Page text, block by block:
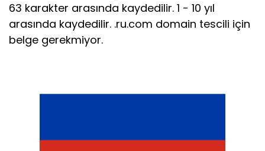
63 karakter arasında kaydedilir. 1 - 10 yıl
arasında kaydedilir. .ru.com domain tescili için
belge gerekmiyor.